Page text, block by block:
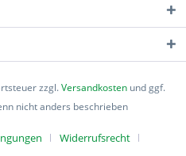
zzgl.Versandkosten und ggf.
nicht anders beschrieben
Widerrufsrecht